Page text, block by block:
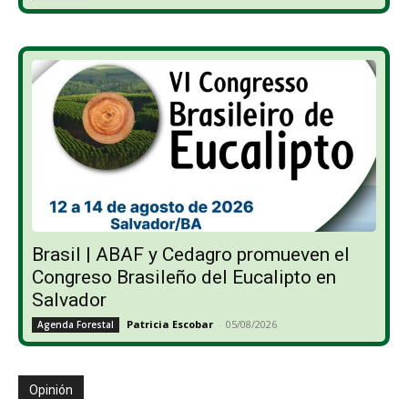
Brasil | ABAF y Cedagro promueven el
Congreso Brasileño del Eucalipto en
Salvador
Agenda Forestal Patricia Escobar - 05/08/2026
Opinión